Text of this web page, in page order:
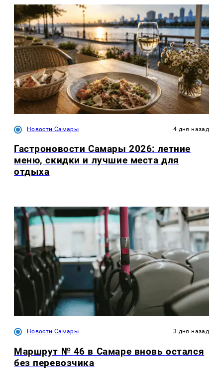
Новости Самары 4 дня назад
Гастроновости Самары 2026: летние
меню, скидки и лучшие места для
отдыха
Новости Самары 3 дня назад
Маршрут № 46 в Самаре вновь остался
без перевозчика